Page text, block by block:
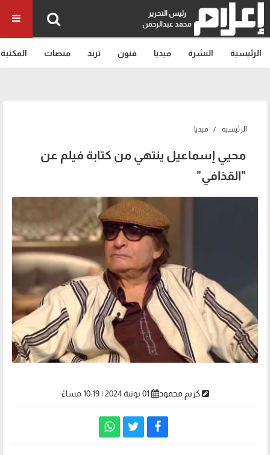
رئيس التحرير
محمد عبدالرحمن
الرئيسية النشرة ميديا فنون ترند منصات المكتبة
الرئيسية ميديا
محيي إسماعيل ينتهي من كتابة فيلم عن
"القذافي"
كريم محمود